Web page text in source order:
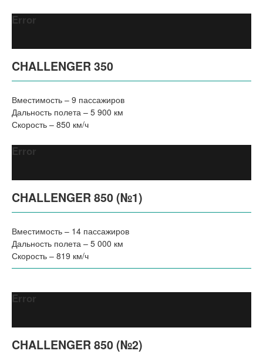
Error
CHALLENGER 350
Вместимость – 9 пассажиров
Дальность полета – 5 900 км
Скорость – 850 км/ч
Error
CHALLENGER 850 (№1)
Вместимость – 14 пассажиров
Дальность полета – 5 000 км
Скорость – 819 км/ч
Error
CHALLENGER 850 (№2)